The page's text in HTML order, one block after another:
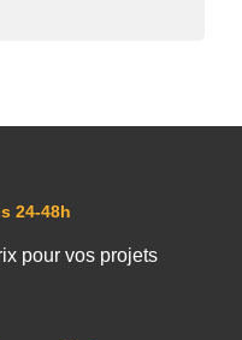
24-48h
pour vos projets